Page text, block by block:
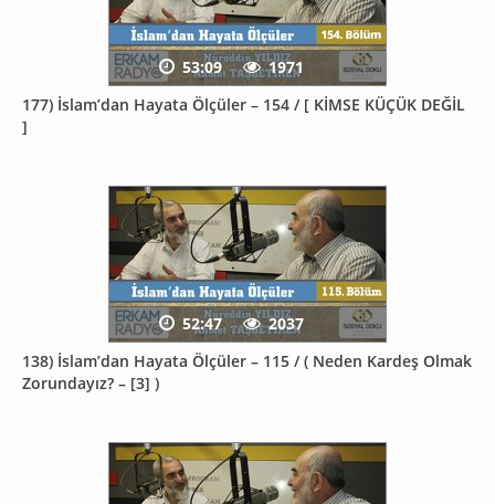
177) İslam’dan Hayata Ölçüler – 154 / [ KİMSE KÜÇÜK DEĞİL
]
53:09 1971
138) İslam’dan Hayata Ölçüler – 115 / ( Neden Kardeş Olmak
Zorundayız? – [3] )
52:47 2037